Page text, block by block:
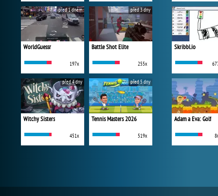
WorldGuessr
197x
před 1 dnem
Battle Shot Elite
255x
před 3 dny
Witchy Sisters
451x
před 4 dny
Tennis Masters 2026
519x
před 5 dny
Skribbl.io
Adam a Eva: Golf